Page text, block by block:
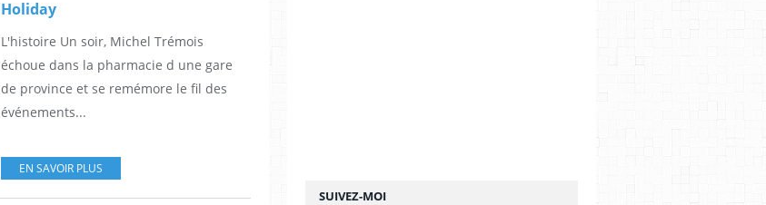
Holiday
L'histoire Un soir, Michel Trémois
échoue dans la pharmacie d une gare
de province et se remémore le fil des
événements...
EN SAVOIR PLUS
SUIVEZ-MOI